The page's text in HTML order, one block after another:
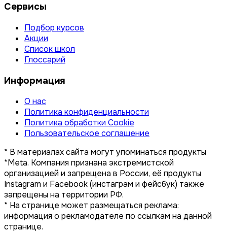
Сервисы
Подбор курсов
Акции
Список школ
Глоссарий
Информация
О нас
Политика конфиденциальности
Политика обработки Cookie
Пользовательское соглашение
* В материалах сайта могут упоминаться продукты
*Meta. Компания признана экстремистской
организацией и запрещена в России, её продукты
Instagram и Facebook (инстаграм и фейсбук) также
запрещены на территории РФ.
* На странице может размещаться реклама:
информация о рекламодателе по ссылкам на данной
странице.